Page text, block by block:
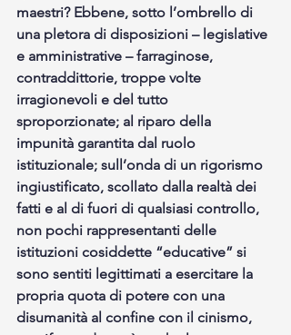
maestri? Ebbene, sotto l’ombrello di
una pletora di disposizioni – legislative
e amministrative – farraginose,
contraddittorie, troppe volte
irragionevoli e del tutto
sproporzionate; al riparo della
impunità garantita dal ruolo
istituzionale; sull’onda di un rigorismo
ingiustificato, scollato dalla realtà dei
fatti e al di fuori di qualsiasi controllo,
non pochi rappresentanti delle
istituzioni cosiddette “educative” si
sono sentiti legittimati a esercitare la
propria quota di potere con una
disumanità al confine con il cinismo,